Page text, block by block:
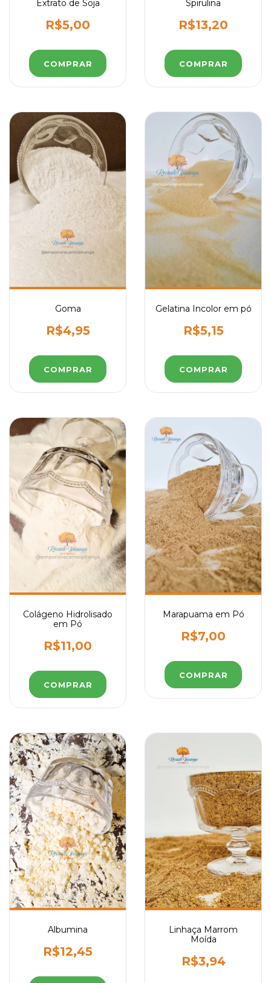
Extrato de Soja
R$5,00
COMPRAR
Spirulina
R$13,20
COMPRAR
Goma
R$4,95
COMPRAR
Gelatina Incolor em pó
R$5,15
COMPRAR
Colágeno Hidrolisado
em Pó
R$11,00
COMPRAR
Marapuama em Pó
R$7,00
COMPRAR
Albumina
R$12,45
Linhaça Marrom
Moída
R$3,94